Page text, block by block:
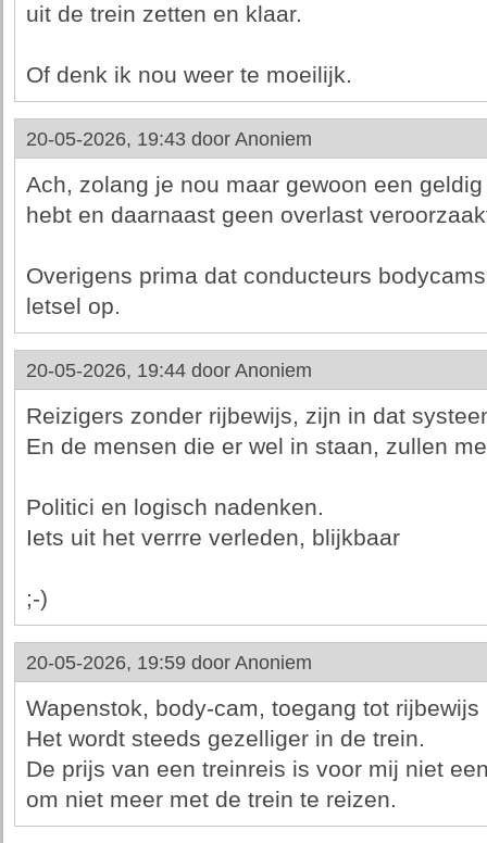
uit de trein zetten en klaar.
Of denk ik nou weer te moeilijk.
20-05-2026, 19:43 door Anoniem
Ach, zolang je nou maar gewoon een
hebt en daarnaast geen overlast
Overigens prima dat conducteurs
letsel op.
20-05-2026, 19:44 door Anoniem
Reizigers zonder rijbewijs, zijn in dat
En de mensen die er wel in staan, zullen
Politici en logisch nadenken.
Iets uit het verrre verleden, blijkbaar
;-)
20-05-2026, 19:59 door Anoniem
Wapenstok, body-cam, toegang tot
Het wordt steeds gezelliger in de trein.
De prijs van een treinreis is voor mij niet
om niet meer met de trein te reizen.